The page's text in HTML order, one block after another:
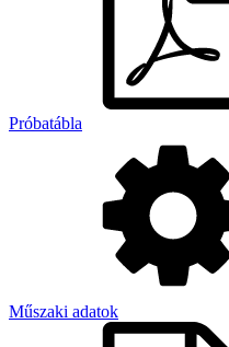
Próbatábla
Műszaki adatok